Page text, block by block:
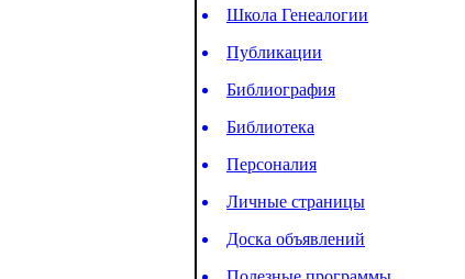
Школа Генеалогии
Публикации
Библиография
Библиотека
Персоналия
Личные страницы
Доска объявлений